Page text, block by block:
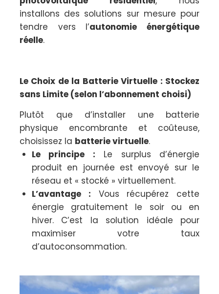
installons des solutions sur mesure pour
tendre vers l’autonomie énergétique
réelle.
Le Choix de la Batterie Virtuelle : Stockez
sans Limite (selon l’abonnement choisi)
Plutôt que d’installer une batterie
physique encombrante et coûteuse,
choisissez la batterie virtuelle.
Le principe : Le surplus d’énergie
produit en journée est envoyé sur le
réseau et « stocké » virtuellement.
L’avantage : Vous récupérez cette
énergie gratuitement le soir ou en
hiver. C’est la solution idéale pour
maximiser votre taux
d’autoconsommation.